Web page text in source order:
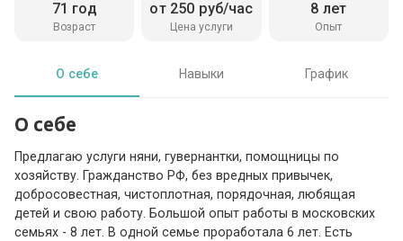
Возраст
71 год
Цена услуги
от 250 руб/час
Опыт
8 лет
О себе Навыки График
О себе
Предлагаю услуги няни, гувернантки, помощницы по
хозяйству. Гражданство РФ, без вредных привычек,
добросовестная, чистоплотная, порядочная, любящая
детей и свою работу. Большой опыт работы в московских
семьях - 8 лет. В одной семье проработала 6 лет. Есть